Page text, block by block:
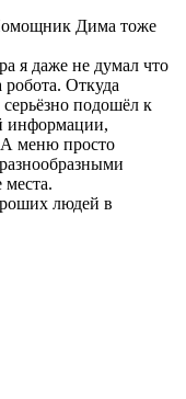
Дима тоже
я даже не думал что
Откуда
подошёл к
информации,
А меню просто
людей в